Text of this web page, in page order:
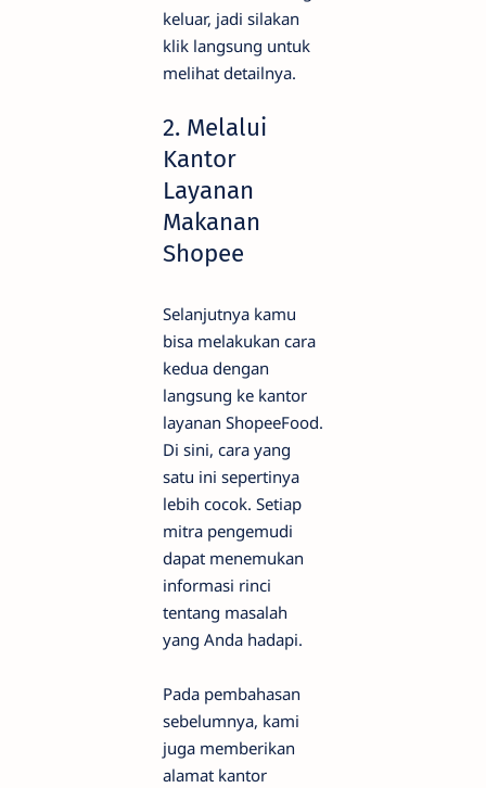
keluar, jadi silakan
klik langsung untuk
melihat detailnya.
2. Melalui
Kantor
Layanan
Makanan
Shopee
Selanjutnya kamu
bisa melakukan cara
kedua dengan
langsung ke kantor
layanan ShopeeFood.
Di sini, cara yang
satu ini sepertinya
lebih cocok. Setiap
mitra pengemudi
dapat menemukan
informasi rinci
tentang masalah
yang Anda hadapi.
Pada pembahasan
sebelumnya, kami
juga memberikan
alamat kantor